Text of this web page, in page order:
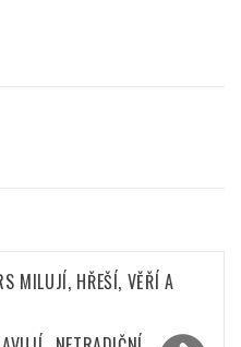
MILUJÍ, HŘEŠÍ, VĚŘÍ A